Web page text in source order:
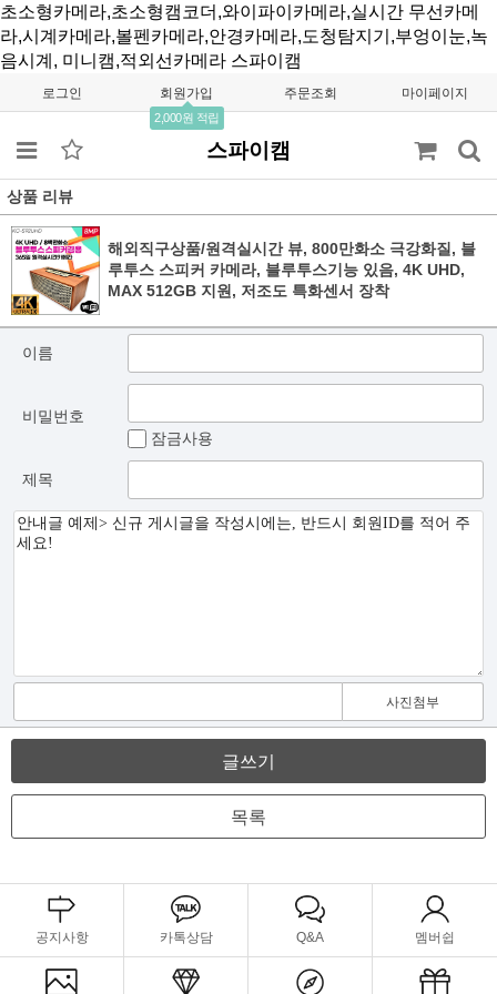
초소형카메라,초소형캠코더,와이파이카메라,실시간 무선카메
라,시계카메라,볼펜카메라,안경카메라,도청탐지기,부엉이눈,녹
음시계, 미니캠,적외선카메라 스파이캠
로그인 회원가입
2,000원 적립
주문조회 마이페이지
스파이캠
상품 리뷰
해외직구상품/원격실시간 뷰, 800만화소 극강화질, 블
루투스 스피커 카메라, 블루투스기능 있음, 4K UHD,
MAX 512GB 지원, 저조도 특화센서 장착
이름
비밀번호
잠금사용
제목
사진첨부
글쓰기
목록
공지사항 카톡상담 Q&A 멤버쉽